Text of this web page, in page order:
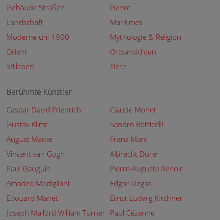
Gebäude Straßen
Genre
Landschaft
Maritimes
Moderne um 1900
Mythologie & Religion
Orient
Ortsansichten
Stilleben
Tiere
Berühmte Künstler
Caspar David Friedrich
Claude Monet
Gustav Klimt
Sandro Botticelli
August Macke
Franz Marc
Vincent van Gogh
Albrecht Dürer
Paul Gauguin
Pierre-Auguste Renoir
Amadeo Modigliani
Edgar Degas
Edouard Manet
Ernst Ludwig Kirchner
Joseph Mallord William Turner Paul Cézanne